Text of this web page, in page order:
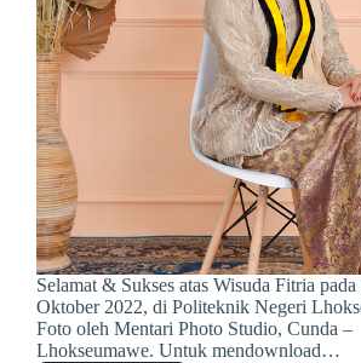
Selamat & Sukses atas Wisuda Fitria pada
Oktober 2022, di Politeknik Negeri
Foto oleh Mentari Photo Studio, Cunda –
Lhokseumawe. Untuk mendownload…